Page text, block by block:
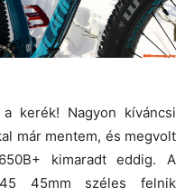
kerék! Nagyon kíváncsi
már mentem, és megvolt
kimaradt eddig. A
45mm széles felnik